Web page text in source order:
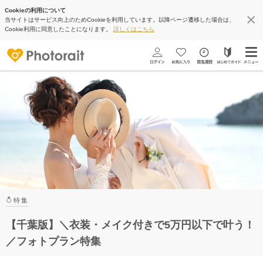
Cookieの利用について
当サイトはサービス向上のためCookieを利用しています。以降ページ遷移した場合は、
Cookie利用に同意したことになります。 詳しくはこちら
特集
【千葉版】＼衣装・メイク付きで5万円以下で叶う！
／フォトプラン特集